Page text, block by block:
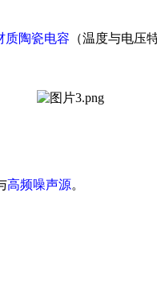
质陶瓷电容 （温度与电压
高频噪声源。